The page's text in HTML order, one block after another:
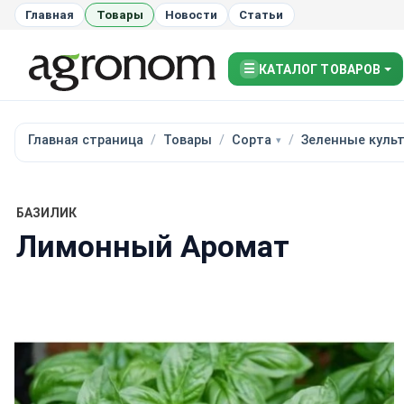
Главная Товары Новости Статьи
☰ КАТАЛОГ ТОВАРОВ
Главная страница Товары Сорта Зеленные
БАЗИЛИК
Лимонный Аромат